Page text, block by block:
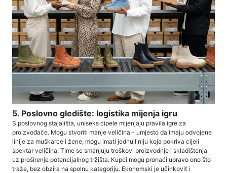
5. Poslovno gledište: logistika mijenja igru
S poslovnog stajališta, uniseks cipele mijenjaju pravila igre za
proizvođače. Mogu stvoriti manje veličina - umjesto da imaju odvojene
linije za muškarce i žene, mogu imati jednu liniju koja pokriva cijeli
spektar veličina. Time se smanjuju troškovi proizvodnje i skladištenja
uz proširenje potencijalnog tržišta. Kupci mogu pronaći upravo ono što
traže, bez obzira na spolnu kategoriju. Ekonomski je učinkovit i